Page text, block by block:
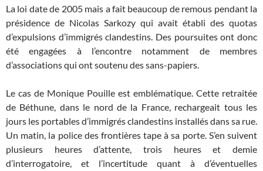
La loi date de 2005 mais a fait beaucoup de remous pendant la
présidence de Nicolas Sarkozy qui avait établi des quotas
d’expulsions d’immigrés clandestins. Des poursuites ont donc
été engagées à l’encontre notamment de membres
d’associations qui ont soutenu des sans-papiers.
Le cas de Monique Pouille est emblématique. Cette retraitée
de Béthune, dans le nord de la France, rechargeait tous les
jours les portables d’immigrés clandestins installés dans sa rue.
Un matin, la police des frontières tape à sa porte. S’en suivent
plusieurs heures d’attente, trois heures et demie
d’interrogatoire, et l’incertitude quant à d’éventuelles